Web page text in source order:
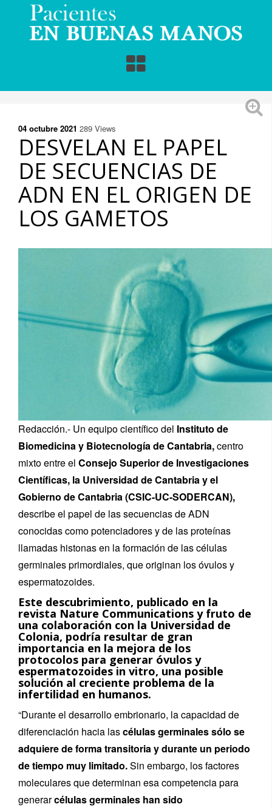
04 octubre 2021 289 Views
DESVELAN EL PAPEL
DE SECUENCIAS DE
ADN EN EL ORIGEN DE
LOS GAMETOS
Redacción.- Un equipo científico del Instituto de
Biomedicina y Biotecnología de Cantabria,centro
mixto entre el Consejo Superior de Investigaciones
Científicas, la Universidad de Cantabria y el
Gobierno de Cantabria (CSIC-UC-SODERCAN),
describe el papel de las secuencias de ADN
conocidas como potenciadores y de las proteínas
llamadas histonas en la formación de las células
germinales primordiales, que originan los óvulos y
espermatozoides.
Este descubrimiento, publicado en la
revista Nature Communications y fruto de
una colaboración con la Universidad de
Colonia, podría resultar de gran
importancia en la mejora de los
protocolos para generar óvulos y
espermatozoides in vitro, una posible
solución al creciente problema de la
infertilidad en humanos.
“Durante el desarrollo embrionario, la capacidad de
diferenciación hacia lascélulas germinales sólo se
adquiere de forma transitoria y durante un periodo
de tiempo muy limitado.Sin embargo, los factores
moleculares que determinan esa competencia para
generarcélulas germinales han sido